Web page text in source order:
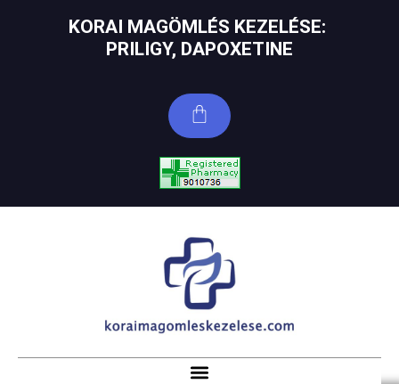
KORAI MAGÖMLÉS KEZELÉSE: ​
PRILIGY, DAPOXETINE